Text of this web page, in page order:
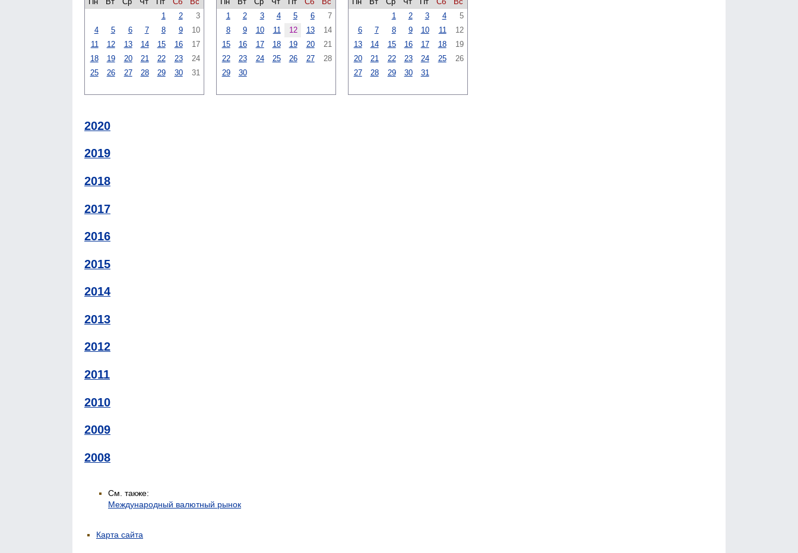
1
2
3
4
5 6 7 8 9
10
11
12 13 14 15 16
17
18
19 20 21 22 23
24
25
26 27 28 29 30 31
1
2 3 4 5 6
7
8
9 10 11 12 13
14
15
16 17 18 19 20
21
22
23 24 25 26 27
28
29
30
1
2 3 4
5
6
7 8 9 10 11
12
13
14 15 16 17 18
19
20
21 22 23 24 25
26
27
28 29 30 31
2020
2019
2018
2017
2016
2015
2014
2013
2012
2011
2010
2009
2008
См. также:
Международный валютный рынок
Карта сайта